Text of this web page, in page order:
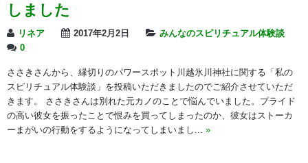
しました
リネア 2017年2月2日
みんなのスピリチュアル体験談
0
ささきさんから、縁切りのパワースポット川越氷川神社に関する「私の
スピリチュアル体験談」を投稿いただきましたのでご紹介させていただ
きます。 ささきさんは別れた元カノのことで悩んでいました。プライド
の高い彼女を振ったことで恨みを買ってしまったのか、彼女はストーカ
ーまがいの行動をするようになってしまいまし... »